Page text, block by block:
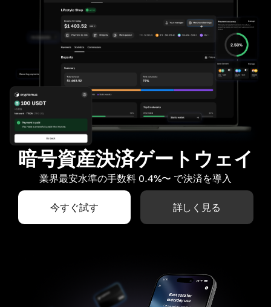
暗号資産決済ゲートウェイ
業界最安水準の手数料 0.4%〜 で決済を導入
今すぐ試す 詳しく見る